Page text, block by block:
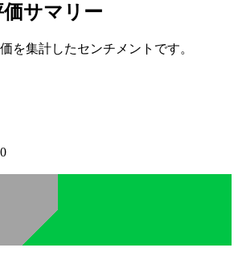
サマリー
を集計したセンチメントです。